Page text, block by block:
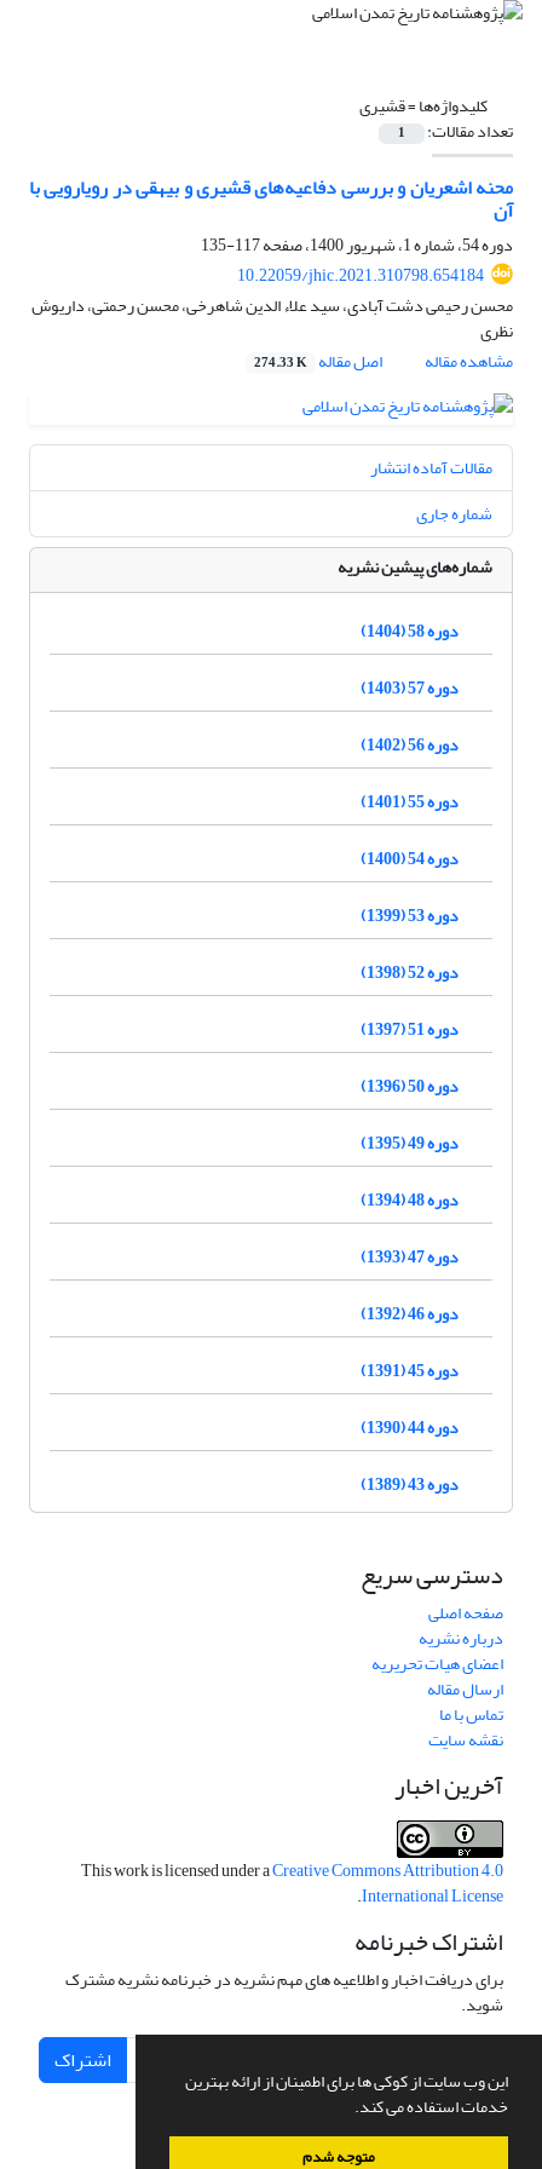
این وب سایت از کوکی ها برای اطمینان از ارائه بهترین
خدمات استفاده می کند.
متوجه شدم
کلیدواژه‌ها =قشیری
تعداد مقالات: 1
محنه اشعریان و بررسی دفاعیه‌های قشیری و بیهقی در رویارویی با
آن
دوره 54، شماره 1، شهریور 1400، صفحه
117-135
10.22059/jhic.2021.310798.654184
محسن رحیمی دشت آبادی، سید علاء الدین شاهرخی، محسن رحمتی، داریوش
نظری
مشاهده مقاله
اصل مقاله 274.33 K
مقالات آماده انتشار
شماره جاری
شماره‌های پیشین نشریه
دوره 58 (1404)
دوره 57 (1403)
دوره 56 (1402)
دوره 55 (1401)
دوره 54 (1400)
دوره 53 (1399)
دوره 52 (1398)
دوره 51 (1397)
دوره 50 (1396)
دوره 49 (1395)
دوره 48 (1394)
دوره 47 (1393)
دوره 46 (1392)
دوره 45 (1391)
دوره 44 (1390)
دوره 43 (1389)
دسترسی سریع
صفحه اصلی
درباره نشریه
اعضای هیات تحریریه
ارسال مقاله
تماس با ما
نقشه سایت
آخرین اخبار
This work is licensed under aCreative Commons Attribution 4.0
International License
.
اشتراک خبرنامه
برای دریافت اخبار و اطلاعیه های مهم نشریه در خبرنامه نشریه مشترک
شوید.
اشتراک